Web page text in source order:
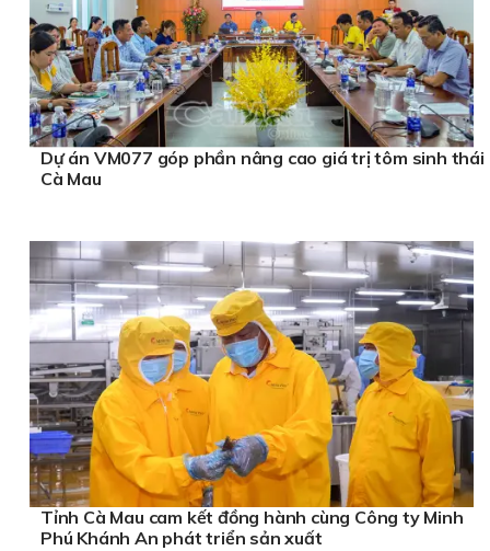
Dự án VM077 góp phần nâng cao giá trị tôm sinh thái
Cà Mau
Tỉnh Cà Mau cam kết đồng hành cùng Công ty Minh
Phú Khánh An phát triển sản xuất